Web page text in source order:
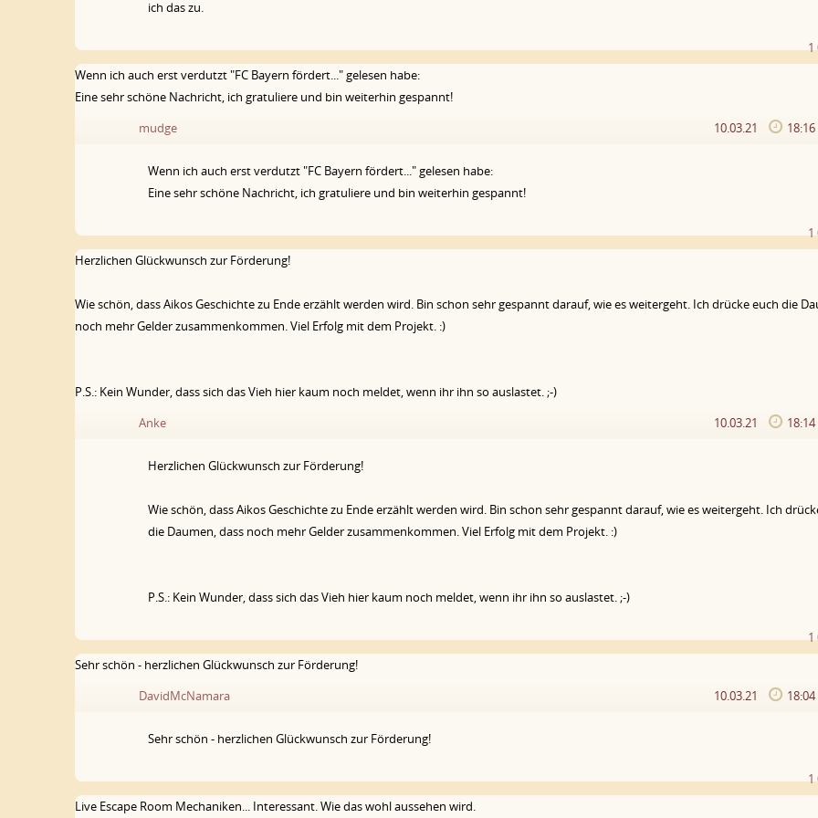
ich das zu.
1
Wenn ich auch erst verdutzt "FC Bayern fördert..." gelesen habe:
Eine sehr schöne Nachricht, ich gratuliere und bin weiterhin gespannt!
mudge
10.03.21 18:16
Wenn ich auch erst verdutzt "FC Bayern fördert..." gelesen habe:
Eine sehr schöne Nachricht, ich gratuliere und bin weiterhin gespannt!
1
Herzlichen Glückwunsch zur Förderung!
Wie schön, dass Aikos Geschichte zu Ende erzählt werden wird. Bin schon sehr gespannt darauf, wie es weitergeht. Ich drücke euch die
noch mehr Gelder zusammenkommen. Viel Erfolg mit dem Projekt. :)
P.S.: Kein Wunder, dass sich das Vieh hier kaum noch meldet, wenn ihr ihn so auslastet. ;-)
Anke
10.03.21 18:14
Herzlichen Glückwunsch zur Förderung!
Wie schön, dass Aikos Geschichte zu Ende erzählt werden wird. Bin schon sehr gespannt darauf, wie es weitergeht. Ich
die Daumen, dass noch mehr Gelder zusammenkommen. Viel Erfolg mit dem Projekt. :)
P.S.: Kein Wunder, dass sich das Vieh hier kaum noch meldet, wenn ihr ihn so auslastet. ;-)
1
Sehr schön - herzlichen Glückwunsch zur Förderung!
DavidMcNamara
10.03.21 18:04
Sehr schön - herzlichen Glückwunsch zur Förderung!
1
Live Escape Room Mechaniken... Interessant. Wie das wohl aussehen wird.